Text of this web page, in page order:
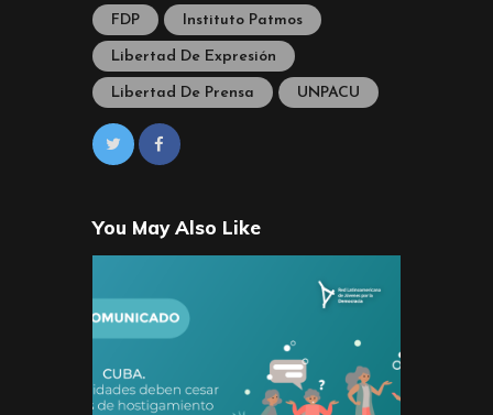
FDP Instituto Patmos
Libertad De Expresión
Libertad De Prensa UNPACU
You May Also Like